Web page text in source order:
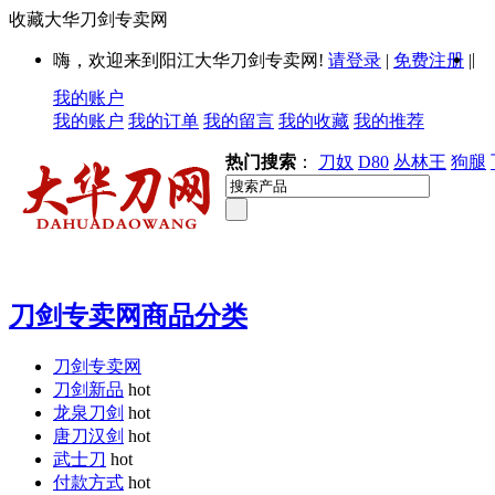
收藏大华刀剑专卖网
嗨，欢迎来到阳江大华刀剑专卖网! 请登录 | 免费注册 ||
我的账户
我的账户 我的订单 我的留言 我的收藏 我的推荐
热门搜索 ： 刀奴 D80 丛林王 狗腿
刀剑专卖网商品分类
刀剑专卖网
刀剑新品 hot
龙泉刀剑 hot
唐刀汉剑 hot
武士刀 hot
付款方式 hot